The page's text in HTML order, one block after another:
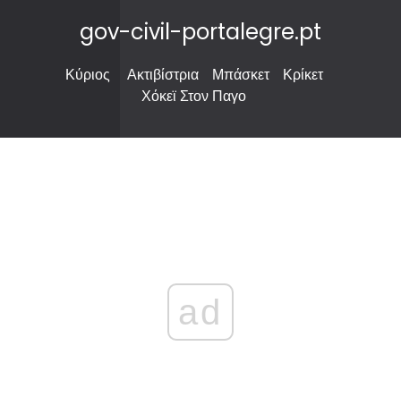
gov-civil-portalegre.pt
Κύριος Ακτιβίστρια Μπάσκετ
Κρίκετ
Χόκεϊ Στον Παγο
ad